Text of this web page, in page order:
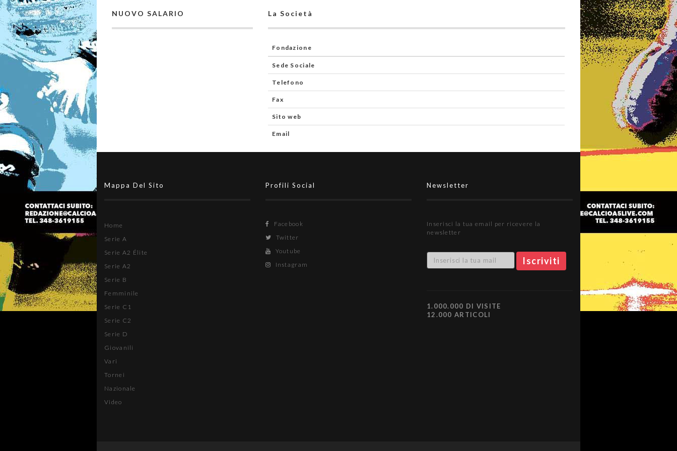
NUOVO SALARIO La Società
Fondazione
Sede Sociale
Telefono
Fax
Sito web
Email
Mappa Del Sito
Home
Serie A
Serie A2 Élite
Serie A2
Serie B
Femminile
Serie C1
Serie C2
Serie D
Giovanili
Vari
Tornei
Nazionale
Video
Profili Social
Facebook
Twitter
Youtube
Instagram
Newsletter
Inserisci la tua email per ricevere la
newsletter
1.000.000 DI VISITE
12.000 ARTICOLI